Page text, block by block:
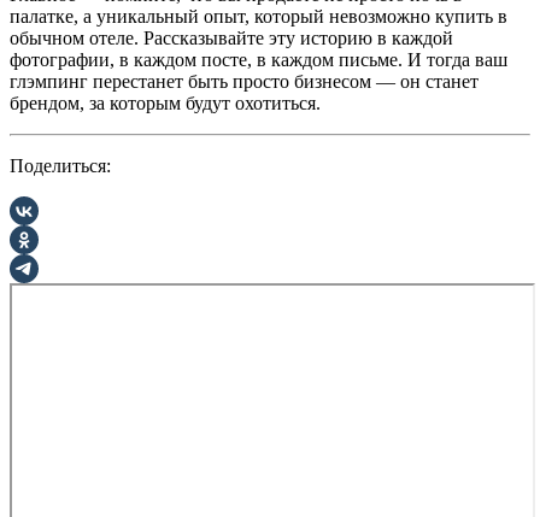
палатке, а уникальный опыт, который невозможно купить в
обычном отеле. Рассказывайте эту историю в каждой
фотографии, в каждом посте, в каждом письме. И тогда ваш
глэмпинг перестанет быть просто бизнесом — он станет
брендом, за которым будут охотиться.
Поделиться: